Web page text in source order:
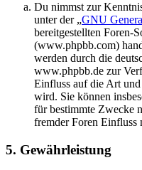
Du nimmst zur
unter der „GNU
bereitgestellten Foren-
(www.phpbb.com)
werden durch die
www.phpbb.de zur
Einfluss auf die Art
wird. Sie können
für bestimmte Zwecke
fremder Foren Einfluss
5. Gewährleistung